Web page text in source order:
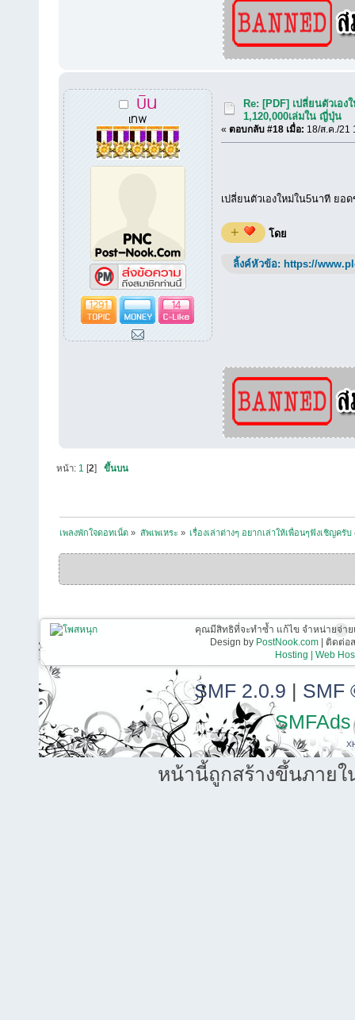
บิน
เทพ
1291 14
Re: [PDF] เปลี่ยนตัวเอ
1,120,000เล่มใน ญี่ปุ่น
« ตอบกลับ #18 เมื่อ: 18/ส.ค./21
เปลี่ยนตัวเองใหม่ใน5นาที ย
+ โดย
ลิ้งค์หัวข้อ: https://
หน้า: 1 [2]ขึ้นบน
เพลงพักใจดอทเน็ต » สัพเพเหระ » เรื่องเล่าต่างๆ อยากเล่าให้เพื่อนๆฟังเชิญครับ
คุณมีสิทธิที่จะทำซ้ำ แก้ไข จำหน่ายจ่า
Design by PostNook.com| ติดต่อส
Hosting | Web
SMF 2.0.9 | SMF
SMFAds
หน้านี้ถูกสร้างขึ้นภายใ